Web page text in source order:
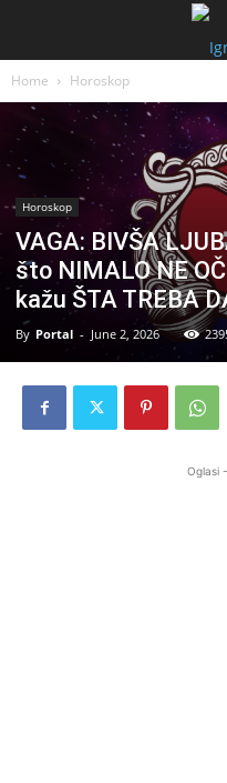
Home Horoskop
Horoskop
VAGA: BIVŠA
što NIMALO NE
kažu ŠTA TREBA
By Portal - June 2, 2026
Oglasi